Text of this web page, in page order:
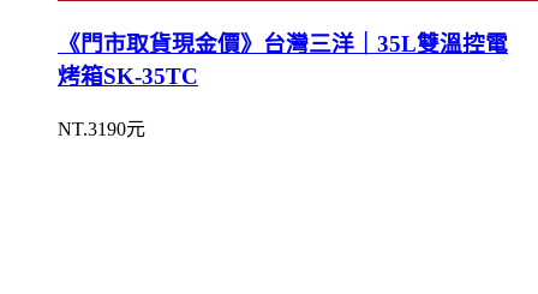
《門市取貨現金價》台灣三洋｜35L雙溫控電
烤箱SK-35TC
NT.3190元